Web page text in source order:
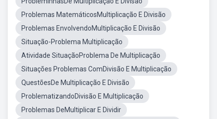
Problemas MatemáticosMultiplicação E Divisão
Problemas EnvolvendoMultiplicação E Divisão
Situação-Problema Multiplicação
Atividade SituaçãoProblema De Multiplicação
Situações Problemas ComDivisão E Multiplicação
QuestõesDe Multiplicação E Divisão
ProblematizandoDivisão E Multiplicação
Problemas DeMultiplicar E Dividir